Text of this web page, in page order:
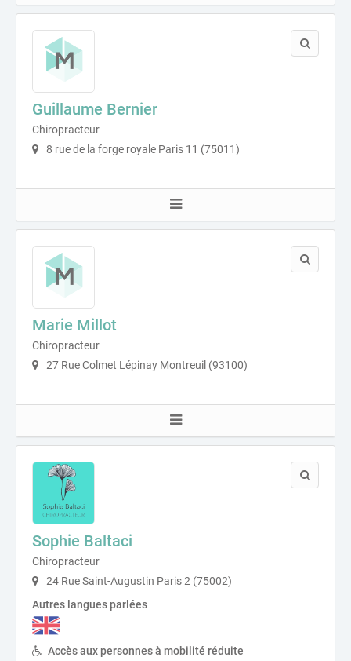
Guillaume Bernier
Chiropracteur
8 rue de la forge royale Paris 11 (75011)
Marie Millot
Chiropracteur
27 Rue Colmet Lépinay Montreuil (93100)
Sophie Baltaci
Chiropracteur
24 Rue Saint-Augustin Paris 2 (75002)
Autres langues parlées
Accès aux personnes à mobilité réduite